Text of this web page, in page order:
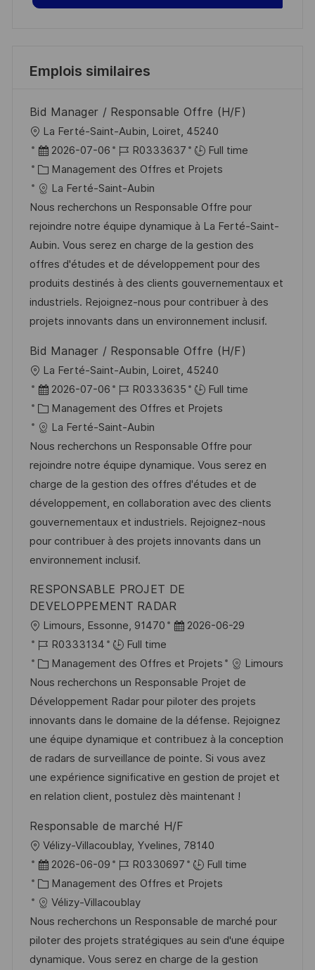
Emplois similaires
Bid Manager / Responsable Offre (H/F)
o
c
a
l
i
s
a
t
i
o
La Ferté-Saint-Aubin, Loiret, 45240
D
a
t
e
d
’
a
f
f
i
h
a
g
e
2026-07-06
R
é
f
é
r
e
n
c
e
d
p
o
s
t
e
R0333637
Full time
C
a
t
é
g
o
r
i
e
Management des Offres et Projets
La Ferté-Saint-Aubin
Nous recherchons un Responsable Offre pour
rejoindre notre équipe dynamique à La Ferté-Saint-
Aubin. Vous serez en charge de la gestion des
offres d'études et de développement pour des
produits destinés à des clients gouvernementaux et
industriels. Rejoignez-nous pour contribuer à des
projets innovants dans un environnement inclusif.
Bid Manager / Responsable Offre (H/F)
o
c
a
l
i
s
a
t
i
o
La Ferté-Saint-Aubin, Loiret, 45240
D
a
t
e
d
’
a
f
f
i
h
e
2026-07-06
R
é
f
é
r
e
n
c
e
d
p
t
R0333635
Full time
C
a
t
é
g
o
r
i
e
Management des Offres et Projets
La Ferté-Saint-Aubin
Nous recherchons un Responsable Offre pour
rejoindre notre équipe dynamique. Vous serez en
charge de la gestion des offres d'études et de
développement, en collaboration avec des clients
gouvernementaux et industriels. Rejoignez-nous
pour contribuer à des projets innovants dans un
environnement inclusif.
RESPONSABLE PROJET DE
DEVELOPPEMENT RADAR
o
c
a
l
i
s
a
t
i
n
Limours, Essonne, 91470
D
t
e
d
a
f
f
i
h
a
g
e
2026-06-29
R
é
f
é
r
e
n
c
e
u
p
o
s
t
e
R0333134
Full time
C
a
t
é
g
o
r
i
Management des Offres et Projets
Limours
Nous recherchons un Responsable Projet de
Développement Radar pour piloter des projets
innovants dans le domaine de la défense. Rejoignez
une équipe dynamique et contribuez à la conception
de radars de surveillance de pointe. Si vous avez
une expérience significative en gestion de projet et
en relation client, postulez dès maintenant !
Responsable de marché H/F
o
c
a
l
i
s
Vélizy-Villacoublay, Yvelines, 78140
D
a
t
e
d
’
2026-06-09
R
é
f
é
r
e
R0330697
Full time
C
a
t
é
g
Management des Offres et Projets
Vélizy-Villacoublay
Nous recherchons un Responsable de marché pour
piloter des projets stratégiques au sein d'une équipe
dynamique. Vous serez en charge de la gestion